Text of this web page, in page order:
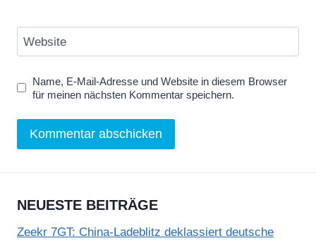
Website
Name, E-Mail-Adresse und Website in diesem Browser
für meinen nächsten Kommentar speichern.
NEUESTE BEITRÄGE
Zeekr 7GT: China-Ladeblitz deklassiert deutsche